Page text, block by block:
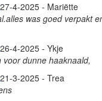
27-4-2025 - Mariëtte
was goed verpakt
26-4-2025 - Ykje
voor dunne haaknaald,
21-3-2025 - Trea